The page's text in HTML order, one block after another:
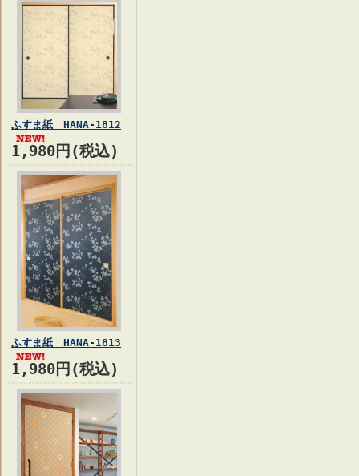
ふすま紙 HANA-1812
1,980円(税込)
ふすま紙 HANA-1813
1,980円(税込)